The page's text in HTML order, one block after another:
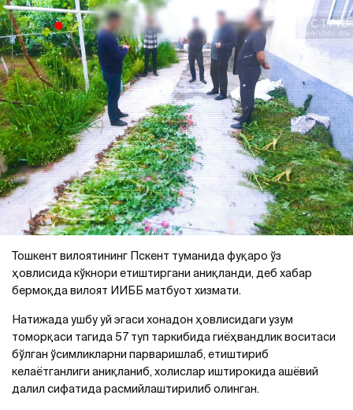
Тошкент вилоятининг Пскент туманида фуқаро ўз
ҳовлисида кўкнори етиштиргани аниқланди, деб хабар
бермоқда вилоят ИИББ матбуот хизмати.
Натижада ушбу уй эгаси хонадон ҳовлисидаги узум
томорқаси тагида 57 туп таркибида гиёҳвандлик воситаси
бўлган ўсимликларни парваришлаб, етиштириб
келаётганлиги аниқланиб, холислар иштирокида ашёвий
далил сифатида расмийлаштирилиб олинган.